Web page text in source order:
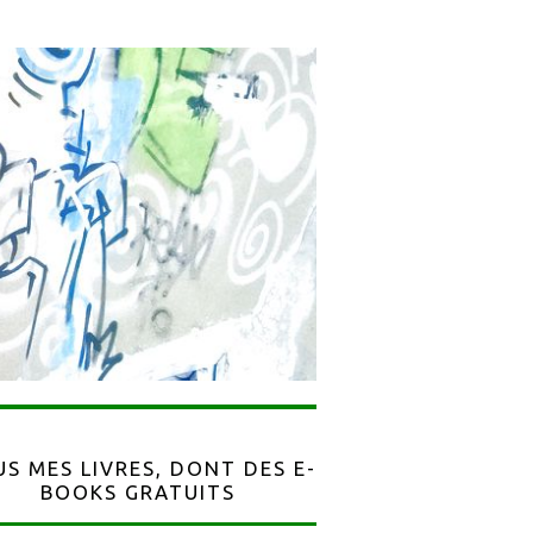
MES LIVRES, DONT DES E-
BOOKS GRATUITS